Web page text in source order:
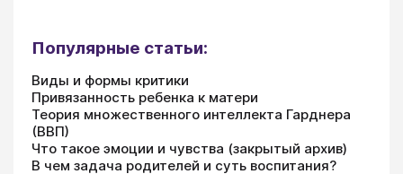
Популярные статьи:
Виды и формы критики
Привязанность ребенка к матери
Теория множественного интеллекта Гарднера
(ВВП)
Что такое эмоции и чувства (закрытый архив)
В чем задача родителей и суть воспитания?